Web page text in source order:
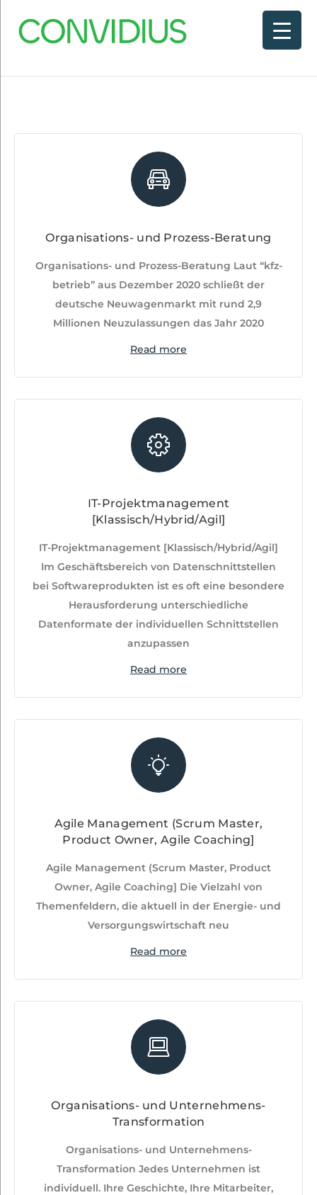
Organisations- und Prozess-Beratung
Organisations- und Prozess-Beratung Laut “kfz-
betrieb” aus Dezember 2020 schließt der
deutsche Neuwagenmarkt mit rund 2,9
Millionen Neuzulassungen das Jahr 2020
Read more
IT-Projektmanagement
[Klassisch/Hybrid/Agil]
IT-Projektmanagement [Klassisch/Hybrid/Agil]
Im Geschäftsbereich von Datenschnittstellen
bei Softwareprodukten ist es oft eine besondere
Herausforderung unterschiedliche
Datenformate der individuellen Schnittstellen
anzupassen
Read more
Agile Management (Scrum Master,
Product Owner, Agile Coaching]
Agile Management (Scrum Master, Product
Owner, Agile Coaching] Die Vielzahl von
Themenfeldern, die aktuell in der Energie- und
Versorgungswirtschaft neu
Read more
Organisations- und Unternehmens-
Transformation
Organisations- und Unternehmens-
Transformation Jedes Unternehmen ist
individuell. Ihre Geschichte, Ihre Mitarbeiter,